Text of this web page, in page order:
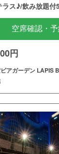
ス♪/飲み放題付
空席確認・
円
アガーデン LAPIS